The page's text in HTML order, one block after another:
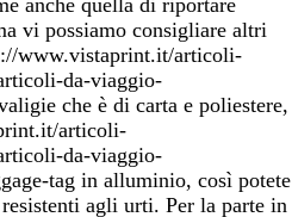
vi possiamo consigliare altri
www.vistaprint.it/articoli-
da-viaggio-
che è di carta e poliestere,
articoli-
da-viaggio-
tag in alluminio, così potete
agli urti. Per la parte in